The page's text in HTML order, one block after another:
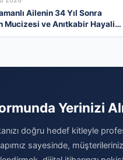
Ailenin 34 Yıl Sonra
Mucizesi ve Anıtkabir Hayali
Yerinizi
doğru hedef kitleyle
sayesinde,